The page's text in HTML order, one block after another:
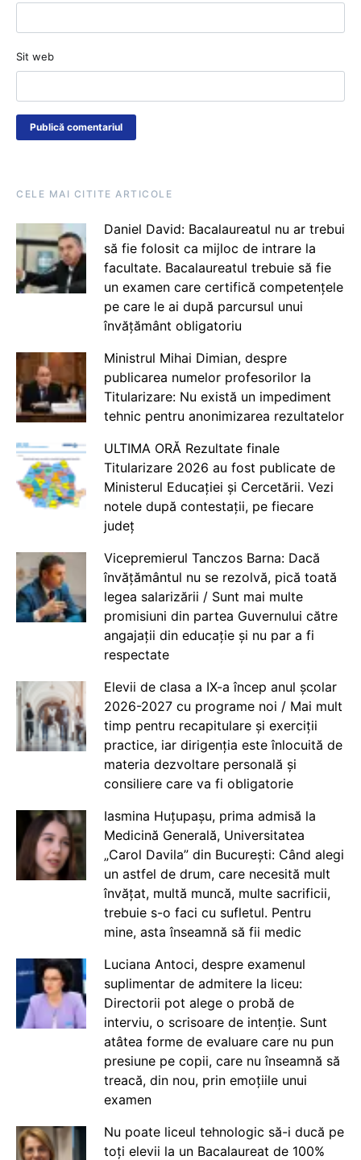
Sit web
CELE MAI CITITE ARTICOLE
Daniel David: Bacalaureatul nu ar trebui
să fie folosit ca mijloc de intrare la
facultate. Bacalaureatul trebuie să fie
un examen care certifică competențele
pe care le ai după parcursul unui
învățământ obligatoriu
Ministrul Mihai Dimian, despre
publicarea numelor profesorilor la
Titularizare: Nu există un impediment
tehnic pentru anonimizarea rezultatelor
ULTIMA ORĂ Rezultate finale
Titularizare 2026 au fost publicate de
Ministerul Educației și Cercetării. Vezi
notele după contestații, pe fiecare
județ
Vicepremierul Tanczos Barna: Dacă
învățământul nu se rezolvă, pică toată
legea salarizării / Sunt mai multe
promisiuni din partea Guvernului către
angajații din educație și nu par a fi
respectate
Elevii de clasa a IX-a încep anul școlar
2026-2027 cu programe noi / Mai mult
timp pentru recapitulare și exerciții
practice, iar dirigenția este înlocuită de
materia dezvoltare personală și
consiliere care va fi obligatorie
Iasmina Huțupașu, prima admisă la
Medicină Generală, Universitatea
„Carol Davila” din București: Când alegi
un astfel de drum, care necesită mult
învățat, multă muncă, multe sacrificii,
trebuie s-o faci cu sufletul. Pentru
mine, asta înseamnă să fii medic
Luciana Antoci, despre examenul
suplimentar de admitere la liceu:
Directorii pot alege o probă de
interviu, o scrisoare de intenție. Sunt
atâtea forme de evaluare care nu pun
presiune pe copii, care nu înseamnă să
treacă, din nou, prin emoțiile unui
examen
Nu poate liceul tehnologic să-i ducă pe
toți elevii la un Bacalaureat de 100%